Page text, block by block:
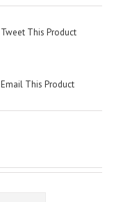
Tweet This Product
Email This Product